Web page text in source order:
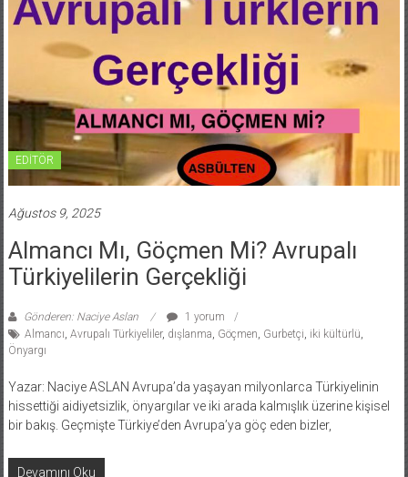
EDİTÖR
Ağustos 9, 2025
Almancı Mı, Göçmen Mi? Avrupalı
Türkiyelilerin Gerçekliği
Gönderen: Naciye Aslan
1 yorum
Almancı Avrupalı Türkiyeliler, dışlanma Göçmen Gurbetçi iki kültürlü
Önyargı
Yazar: Naciye ASLAN Avrupa’da yaşayan milyonlarca Türkiyelinin
hissettiği aidiyetsizlik, önyargılar ve iki arada kalmışlık üzerine kişisel
bir bakış. Geçmişte Türkiye’den Avrupa’ya göç eden bizler,
Devamını Oku